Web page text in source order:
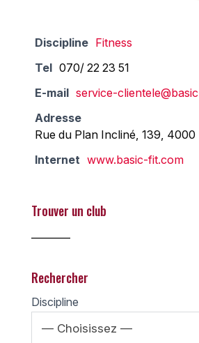
Discipline Fitness
Tel 070/ 22 23 51
E-mail service-
Adresse
Rue du Plan Incliné, 139, 4000
Internet www.basic-fit.com
Trouver un club
Rechercher
Discipline
— Choisissez —